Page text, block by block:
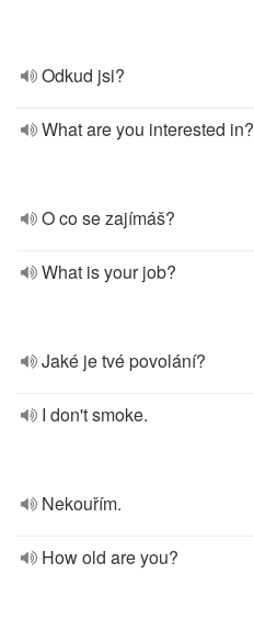
Odkud jsi?
What are you interested in?
O co se zajímáš?
What is your job?
Jaké je tvé povolání?
I don't smoke.
Nekouřím.
How old are you?